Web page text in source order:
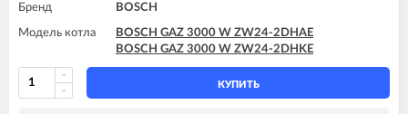
Бренд BOSCH
Модель котла
BOSCH GAZ 3000 W ZW24-2DHAE
BOSCH GAZ 3000 W ZW24-2DHKE
КУПИТЬ